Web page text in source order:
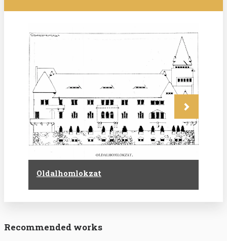
Oldalhomlokzat
Következő
Recommended works